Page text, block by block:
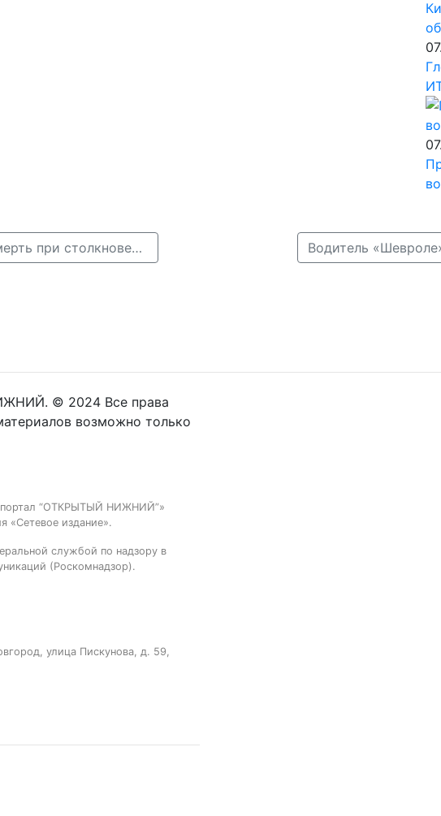
← 70-летний водитель иномарки разбился насмерть при столкновении с деревом в Нижнем Новгороде Водитель
© 2024 Все права
возможно только
портал “ОТКРЫТЫЙ НИЖНИЙ”»
«Сетевое издание».
службой по надзору в
(Роскомнадзор).
улица Пискунова, д. 59,